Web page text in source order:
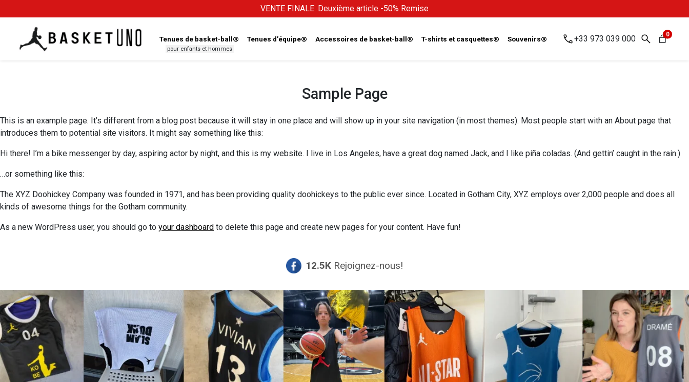
VENTE FINALE: Deuxième article -50% Remise
Tenues de basket-ball®
pour enfants et hommes
Tenues d’équipe® Accessoires de basket-ball® T-shirts et casquettes® Souvenirs® +33 973 039 000 0
Sample Page
This is an example page. It’s different from a blog post because it will stay in one place and will show up in your site navigation (in most themes). Most people start with an About page that
introduces them to potential site visitors. It might say something like this:
Hi there! I’m a bike messenger by day, aspiring actor by night, and this is my website. I live in Los Angeles, have a great dog named Jack, and I like piña coladas. (And gettin’ caught in the rain.)
…or something like this:
The XYZ Doohickey Company was founded in 1971, and has been providing quality doohickeys to the public ever since. Located in Gotham City, XYZ employs over 2,000 people and does all
kinds of awesome things for the Gotham community.
As a new WordPress user, you should go to your dashboard to delete this page and create new pages for your content. Have fun!
12.5K Rejoignez-nous!